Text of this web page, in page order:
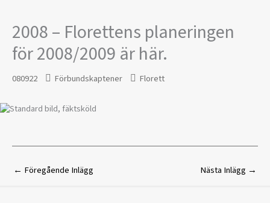
2008 – Florettens planeringen
för 2008/2009 är här.
080922 Förbundskaptener Florett
← Föregående Inlägg Nästa Inlägg →